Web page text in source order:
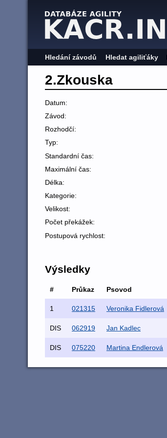
Hledání závodů Hledat agiliťáky
2.Zkouska
Datum:
Závod:
Rozhodčí:
Typ:
Standardní čas:
Maximální čas:
Délka:
Kategorie:
Velikost:
Počet překážek:
Postupová rychlost:
Výsledky
# Průkaz Psovod
1 021315 Veronika Fidlerová
DIS 062919 Jan Kadlec
DIS 075220 Martina Endlerová